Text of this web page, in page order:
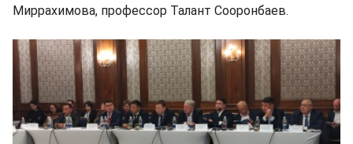
Миррахимова, профессор Талант Сооронбаев.